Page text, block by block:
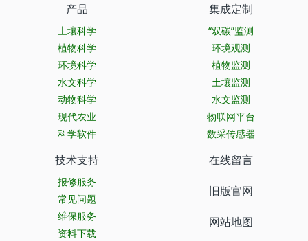
产品
土壤科学
植物科学
环境科学
水文科学
动物科学
现代农业
科学软件
集成定制
“双碳”监测
环境观测
植物监测
土壤监测
水文监测
物联网平台
数采传感器
技术支持
报修服务
常见问题
维保服务
资料下载
在线留言
旧版官网
网站地图